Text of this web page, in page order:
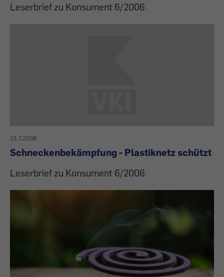
Leserbrief zu Konsument 6/2006.
13.7.2006
Schneckenbekämpfung - Plastiknetz schützt
Leserbrief zu Konsument 6/2006.